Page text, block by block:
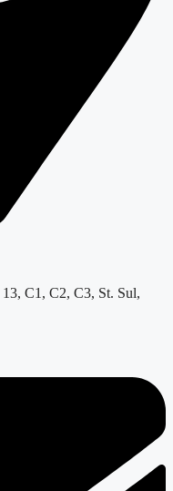
C1, C2, C3, St. Sul,